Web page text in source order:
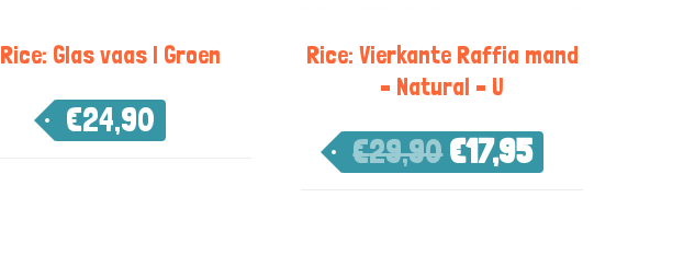
Rice: Glas vaas | Groen
€24,90
Rice: Vierkante Raffia mand
– Natural – U
€29,90€17,95